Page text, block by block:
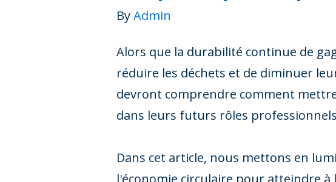
ByAdmin
Alors que la durabilité continue de
réduire les déchets et de diminuer
devront comprendre comment
dans leurs futurs rôles
Dans cet article, nous mettons en
l'économie circulaire pour atteindre